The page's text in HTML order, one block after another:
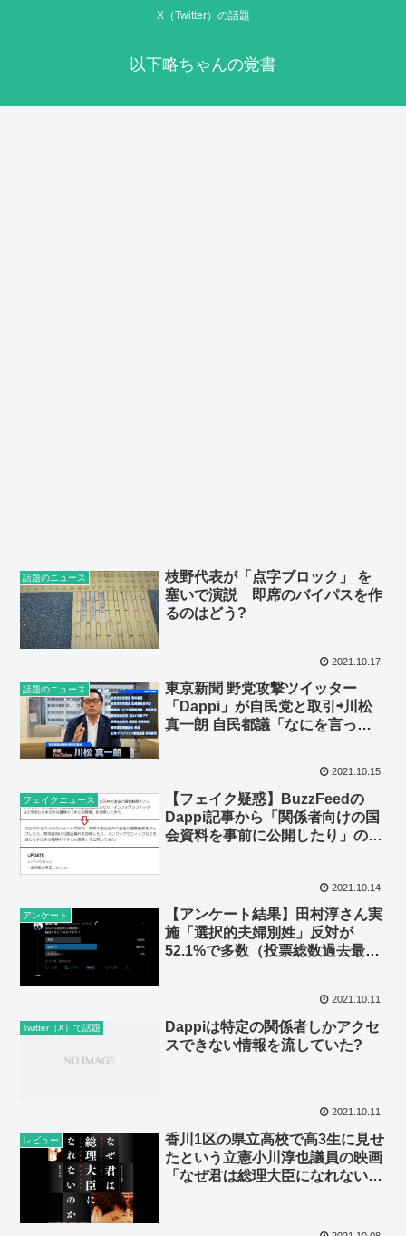
X（Twitter）の話題
以下略ちゃんの覚書
話題のニュース
枝野代表が「点字ブロック」 を
塞いで演説 即席のバイパスを作
るのはどう?
2021.10.17
話題のニュース
東京新聞 野党攻撃ツイッター
「Dappi」が自民党と取引⇨川松
真一朗 自民都議「なにを言って
2021.10.15
フェイクニュース
【フェイク疑惑】BuzzFeedの
Dappi記事から「関係者向けの国
会資料を事前に公開したり」の
2021.10.14
アンケート
【アンケート結果】田村淳さん実
施「選択的夫婦別姓」反対が
52.1%で多数（投票総数過去最
2021.10.11
Twitter（X）で話題
Dappiは特定の関係者しかアクセ
スできない情報を流していた?
2021.10.11
レビュー
香川1区の県立高校で高3生に見せ
たという立憲小川淳也議員の映画
「なぜ君は総理大臣になれないの